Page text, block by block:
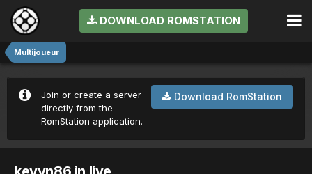
DOWNLOAD ROMSTATION
Multijoueur
Download RomStation
Join or create a server
directly from the
RomStation application.